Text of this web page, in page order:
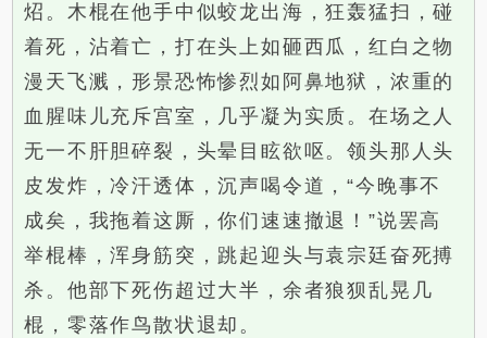
炤。木棍在他手中似蛟龙出海，狂轰猛扫，碰
着死，沾着亡，打在头上如砸西瓜，红白之物
漫天飞溅，形景恐怖惨烈如阿鼻地狱，浓重的
血腥味儿充斥宫室，几乎凝为实质。在场之人
无一不肝胆碎裂，头晕目眩欲呕。领头那人头
皮发炸，冷汗透体，沉声喝令道，“今晚事不
成矣，我拖着这厮，你们速速撤退！”说罢高
举棍棒，浑身筋突，跳起迎头与袁宗廷奋死搏
杀。他部下死伤超过大半，余者狼狈乱晃几
棍，零落作鸟散状退却。